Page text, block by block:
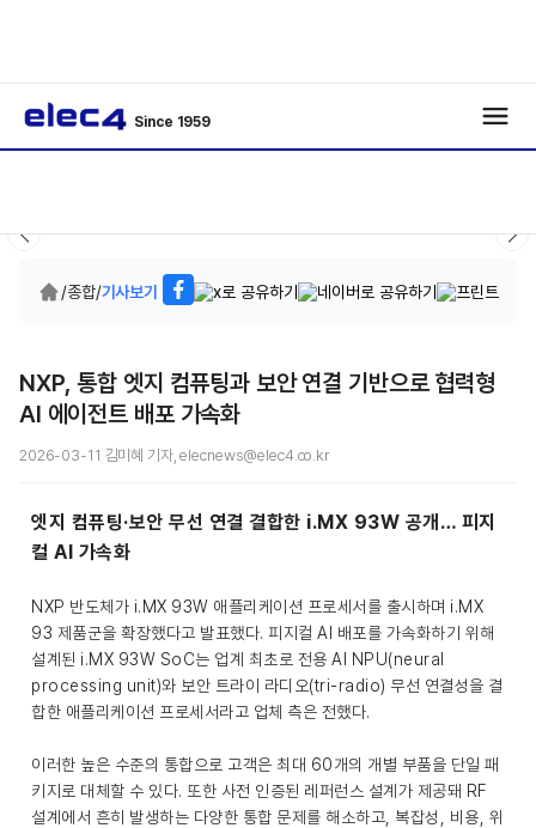
Since 1959
/종합/기사보기
NXP, 통합 엣지 컴퓨팅과 보안 연결 기반으로 협력형
AI 에이전트 배포 가속화
2026-03-11 김미혜 기자, elecnews@elec4.co.kr
엣지 컴퓨팅·보안 무선 연결 결합한 i.MX 93W 공개… 피지
컬 AI 가속화
NXP 반도체가 i.MX 93W 애플리케이션 프로세서를 출시하며 i.MX
93 제품군을 확장했다고 발표했다. 피지컬 AI 배포를 가속화하기 위해
설계된 i.MX 93W SoC는 업계 최초로 전용 AI NPU(neural
processing unit)와 보안 트라이 라디오(tri-radio) 무선 연결성을 결
합한 애플리케이션 프로세서라고 업체 측은 전했다.
이러한 높은 수준의 통합으로 고객은 최대 60개의 개별 부품을 단일 패
키지로 대체할 수 있다. 또한 사전 인증된 레퍼런스 설계가 제공돼 RF
설계에서 흔히 발생하는 다양한 통합 문제를 해소하고, 복잡성, 비용, 위